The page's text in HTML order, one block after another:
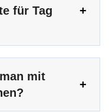
für Tag
mit